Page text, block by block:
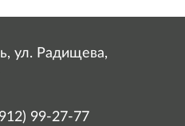
ул. Радищева,
99-27-77